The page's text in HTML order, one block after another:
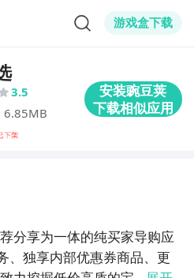
游戏盒下载
3.5
6.85MB
分享为一体的纯买家导购应
、独享内部优惠券商品、更